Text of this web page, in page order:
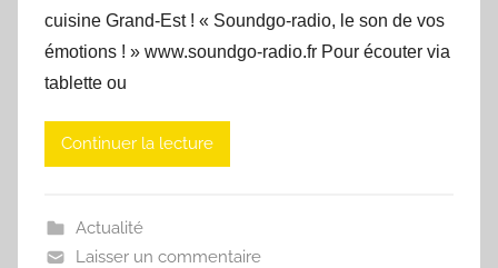
cuisine Grand-Est ! « Soundgo-radio, le son de vos
émotions ! » www.soundgo-radio.fr Pour écouter via
tablette ou
Continuer la lecture
Actualité
Laisser un commentaire